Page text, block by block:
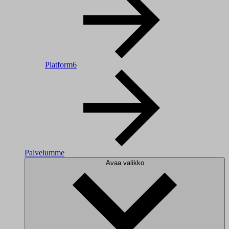
Platform6
Palvelumme
Avaa valikko